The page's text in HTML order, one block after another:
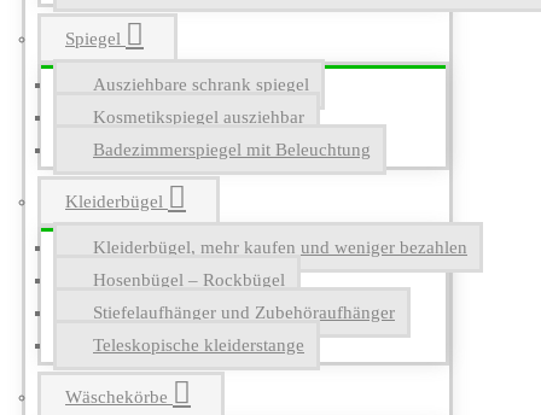
Spiegel
Ausziehbare schrank spiegel
Kosmetikspiegel ausziehbar
Badezimmerspiegel mit Beleuchtung
Kleiderbügel
Kleiderbügel, mehr kaufen und weniger bezahlen
Hosenbügel – Rockbügel
Stiefelaufhänger und Zubehöraufhänger
Teleskopische kleiderstange
Wäschekörbe